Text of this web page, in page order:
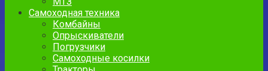
Самоходная техника
Комбайны
Опрыскиватели
Погрузчики
Самоходные косилки